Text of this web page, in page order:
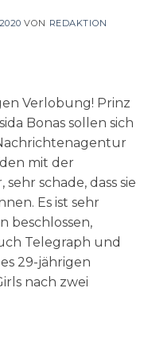
VON REDAKTION
Verlobung! Prinz
Bonas sollen sich
mit der
schade, dass sie
Es ist sehr
beschlossen,
Telegraph und
29-jährigen
nach zwei